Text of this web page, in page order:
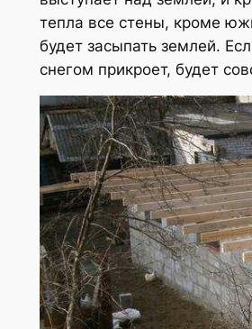
тепла все стены, кроме
будет засыпать землей.
снегом прикроет, будет